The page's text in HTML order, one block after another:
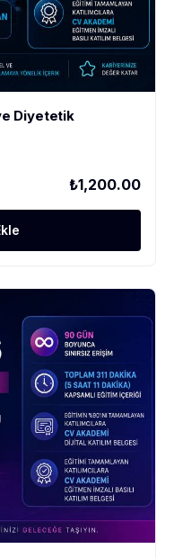
Diyetetik
₺1,200.00